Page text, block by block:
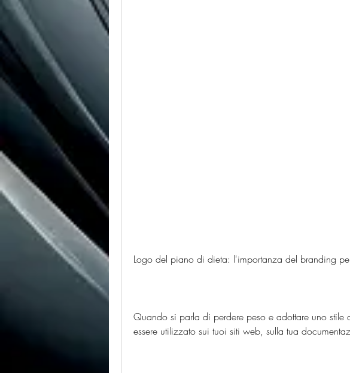
Logo del piano di dieta: l'importanza del branding
Quando si parla di perdere peso e adottare uno
essere utilizzato sui tuoi siti web, sulla tua